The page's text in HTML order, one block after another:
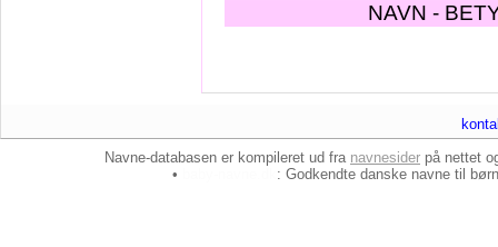
NAVN -
Navne-databasen er kompileret ud fra navnesider på nettet
•
: Godkendte danske navne til børn